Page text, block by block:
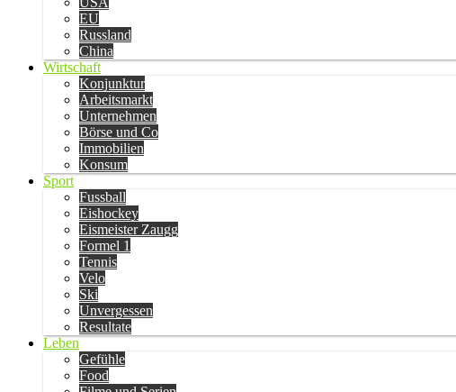
EU
Russland
China
Wirtschaft
Konjunktur
Arbeitsmarkt
Unternehmen
Börse und Co
Immobilien
Konsum
Sport
Fussball
Eishockey
Eismeister Zaugg
Formel 1
Tennis
Velo
Ski
Unvergessen
Resultate
Leben
Gefühle
Food